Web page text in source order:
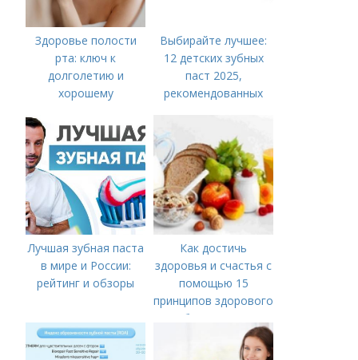
Здоровье полости
рта: ключ к
долголетию и
хорошему
Выбирайте лучшее:
12 детских зубных
паст 2025,
рекомендованных
Лучшая зубная паста
в мире и России:
рейтинг и обзоры
Как достичь
здоровья и счастья с
помощью 15
принципов здорового
образа жизни